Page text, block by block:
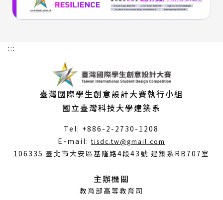
:::
臺灣國際學生創意設計大賽執行小組
國立臺灣科技大學建築系
Tel: +886-2-2730-1208
E-mail:tisdc.tw@gmail.com
開
106335 臺北市大安區基隆路4段43號 建築系RB707室
主辦機關
教育部高等教育司